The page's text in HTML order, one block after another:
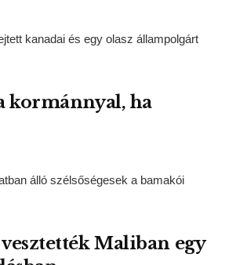
kanadai és egy olasz állampolgárt
kormánnyal, ha
álló szélsőségesek a bamakói
Maliban egy